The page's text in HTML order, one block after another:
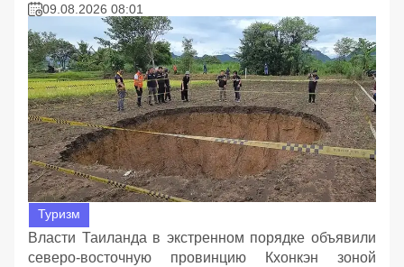
09.08.2026 08:01
Туризм
Власти Таиланда в экстренном порядке объявили
северо-восточную провинцию Кхонкэн зоной